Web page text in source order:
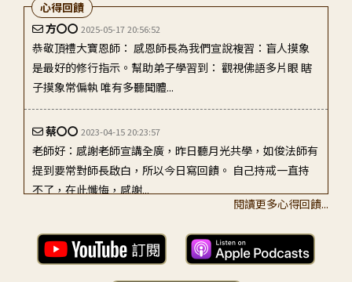
方〇〇 2025-05-17 20:56:52
恭敬頂禮大寶恩師： 感恩師長為我們宣說複習：盲人摸象
是最好的修行指示。幫助弟子學習到： 觀視佛語多片眼 瞎
子摸象常偏執 唯有多聽聞體...
蔡〇〇 2023-04-15 20:23:57
老師好：感謝老師宣講全廣，昨日聽月光共學，如俊法師有
提到要常對師長啟白，所以今日寫回饋。 自己持戒一直持
不了，在此懺悔，感謝...
陳〇〇2024-06-30 05:17:04
頂禮大寶恩師： 再度複習134講， 感恩 老師深入詮釋 師父
心得回饋
閱讀更多心得回饋...